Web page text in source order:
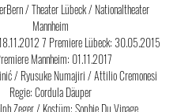
/ Theater Lübeck / Nationaltheater
Mannheim
7 Premiere Lübeck: 30.05.2015
Mannheim: 01.11.2017
/ Ryusuke Numajiri / Attilio Cremonesi
Regie: Cordula Däuper
Zeger / Kostüm: Sophie Du Vinage